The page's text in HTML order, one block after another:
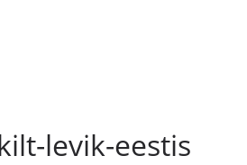
levik-eestis